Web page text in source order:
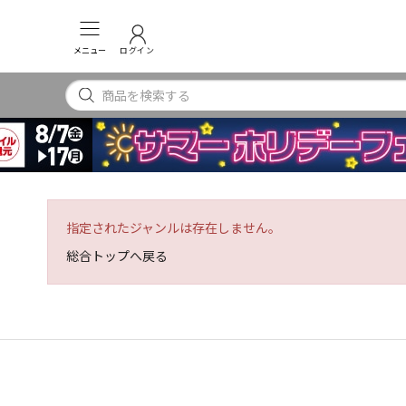
メニュー ログイン
INSTAGRAM
指定されたジャンルは存在しません。
総合トップへ戻る